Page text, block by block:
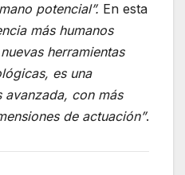
potencial”. En esta
más humanos
herramientas
es una
avanzada, con más
de actuación”.